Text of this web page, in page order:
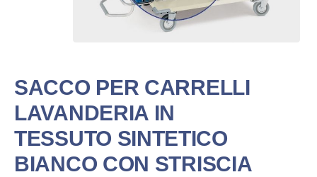
SACCO PER CARRELLI
LAVANDERIA IN
TESSUTO SINTETICO
BIANCO CON STRISCIA